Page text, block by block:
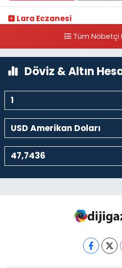
Lara Eczanesi
HASTANESİ KARŞISI
Tüm Nöbetçi
Döviz & Altın